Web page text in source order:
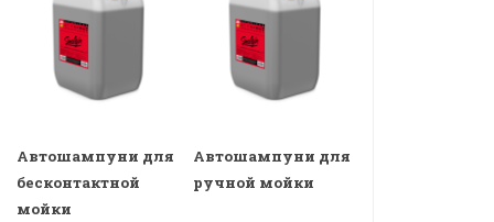
Автошампуни для
бесконтактной
мойки
Автошампуни для
ручной мойки